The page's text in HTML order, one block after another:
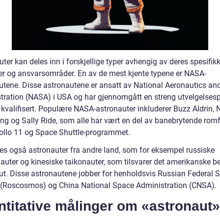
kan deles inn i forskjellige typer avhengig av deres
og ansvarsområder. En av de mest kjente typene er NASA-
Disse astronautene er ansatt av National Aeronautics
(NASA) i USA og har gjennomgått en streng
Populære NASA-astronauter inkluderer Buzz Aldrin,
og Sally Ride, som alle har vært en del av banebrytende
11 og Space Shuttle-programmet.
også astronauter fra andre land, som for eksempel russiske
og kinesiske taikonauter, som tilsvarer det amerikanske
Disse astronautene jobber for henholdsvis Russian Federal
og China National Space Administration (CNSA).
målinger om «astronaut»